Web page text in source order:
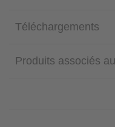
Téléchargements
Produits associés